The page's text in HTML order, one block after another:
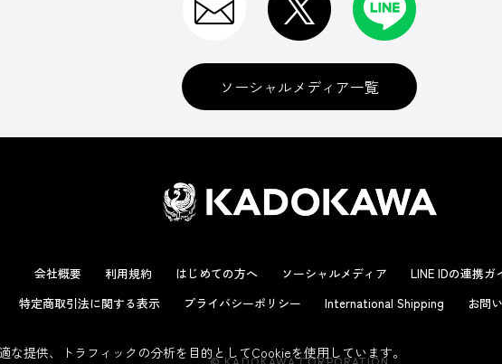
ソーシャルメディア一覧
会社概要 利用規約 はじめての方へ ソーシャルメディア
LINE IDの連携ガ
特定商取引法に関する表示
プライバシーポリシー International Shipping お問
提供、トラフィックの分析を目的としてCookieを使用しています。